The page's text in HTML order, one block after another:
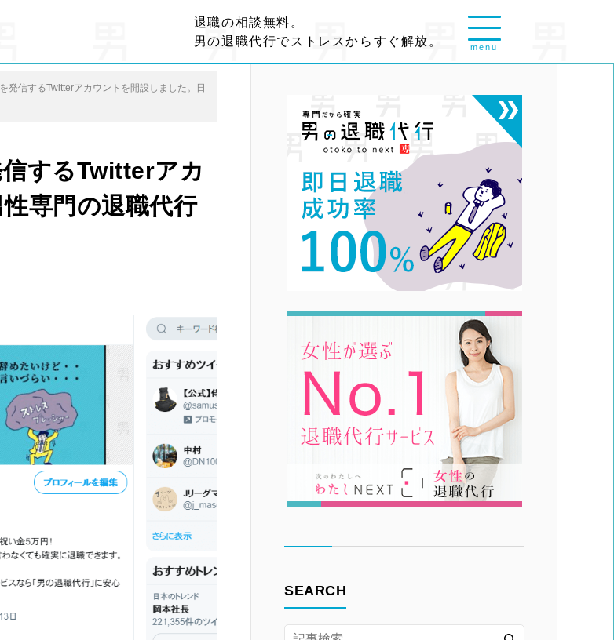
退職の相談無料。
男の退職代行でストレスからすぐ解放。
menu
発信するTwitterアカウントを開設しました。日
するTwitterアカ
専門の退職代行
SEARCH